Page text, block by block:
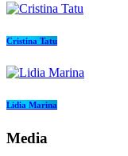
Cristina Tatu
Lidia Marina
Media